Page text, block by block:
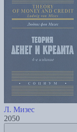
Л. Мизес
2050